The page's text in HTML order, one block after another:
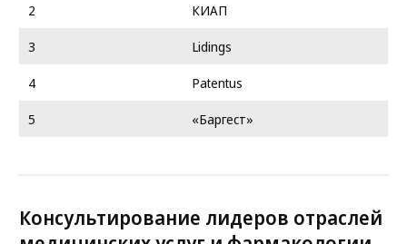
2
КИАП
3
Lidings
4
Patentus
5
«Баргест»
Консультирование лидеров отраслей